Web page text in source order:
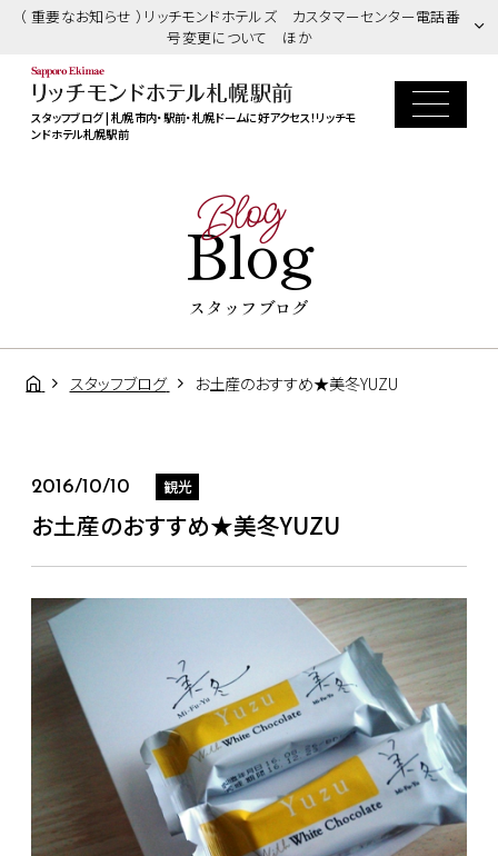
（ 重要なお知らせ ）リッチモンドホテルズ カスタマーセンター電話番
号変更について ほか
スタッフブログ | 札幌市内・駅前・札幌ドームに好アクセス！リッチモ
ンドホテル札幌駅前
Blog
Blog
スタッフブログ
スタッフブログ お土産のおすすめ★美冬YUZU
2016/10/10 観光
お土産のおすすめ★美冬YUZU